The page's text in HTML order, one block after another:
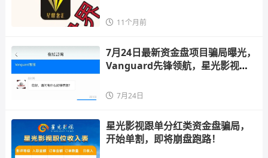
11个月前
7月24日最新资金盘项目骗局曝光，
Vanguard先锋领航，星光影视，E
7月24日
星光影视跟单分红类资金盘骗局，
开始单割，即将崩盘跑路！